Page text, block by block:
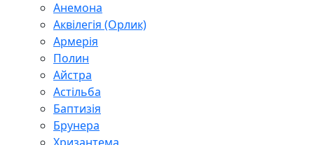
Анемона
Аквілегія (Орлик)
Армерія
Полин
Айстра
Астільба
Баптизія
Брунера